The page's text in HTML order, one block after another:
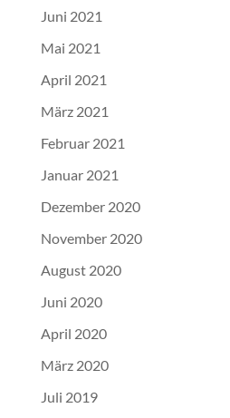
Juni 2021
Mai 2021
April 2021
März 2021
Februar 2021
Januar 2021
Dezember 2020
November 2020
August 2020
Juni 2020
April 2020
März 2020
Juli 2019